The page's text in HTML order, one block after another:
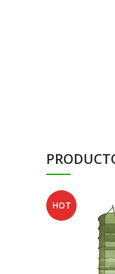
HOT